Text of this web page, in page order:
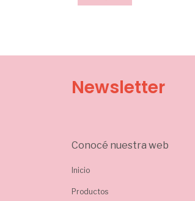
Newsletter
Conocé nuestra web
Inicio
Productos